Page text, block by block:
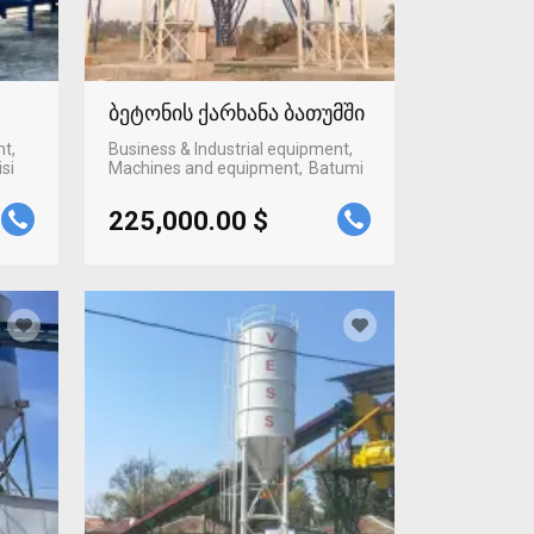
ბეტონის ქარხანა ბათუმში
Business & Industrial equipment,
Machines and equipment
Batumi
225,000.00 $